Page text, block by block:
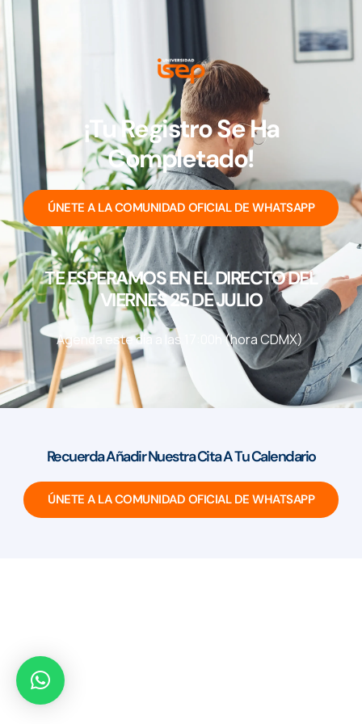
¡Tu Registro Se Ha
Completado!
ÚNETE A LA COMUNIDAD OFICIAL DE WHATSAPP
TE ESPERAMOS EN EL DIRECTO DEL
VIERNES 25 DE JULIO
Agenda este día a las 17:00h (hora CDMX)
Recuerda Añadir Nuestra Cita A Tu Calendario
ÚNETE A LA COMUNIDAD OFICIAL DE WHATSAPP